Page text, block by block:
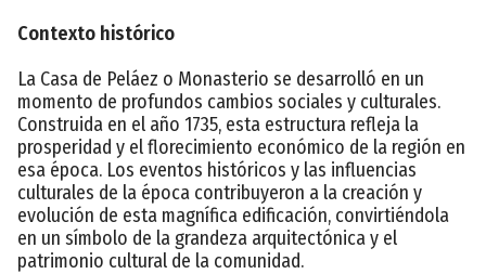
Contexto histórico
La Casa de Peláez o Monasterio se desarrolló en un
momento de profundos cambios sociales y culturales.
Construida en el año 1735, esta estructura refleja la
prosperidad y el florecimiento económico de la región en
esa época. Los eventos históricos y las influencias
culturales de la época contribuyeron a la creación y
evolución de esta magnífica edificación, convirtiéndola
en un símbolo de la grandeza arquitectónica y el
patrimonio cultural de la comunidad.